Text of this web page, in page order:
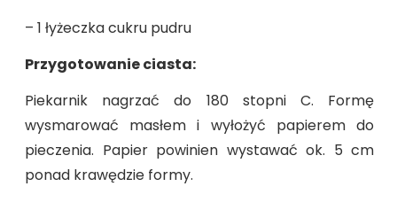
– 1 łyżeczka cukru pudru
Przygotowanie ciasta:
Piekarnik nagrzać do 180 stopni C. Formę
wysmarować masłem i wyłożyć papierem do
pieczenia. Papier powinien wystawać ok. 5 cm
ponad krawędzie formy.